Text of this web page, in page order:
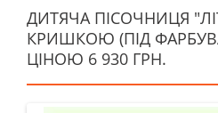
ДИТЯЧА ПІСОЧНИЦЯ
КРИШКОЮ (ПІД
ЦІНОЮ 6 930 ГРН.